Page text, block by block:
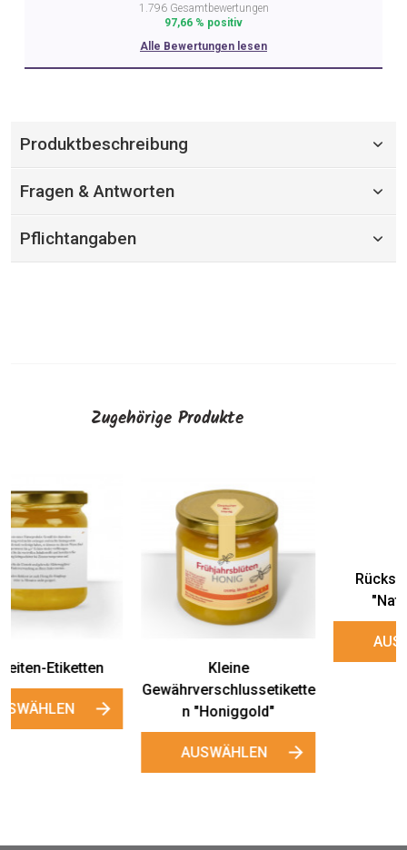
1.796 Gesamtbewertungen
97,66 % positiv
Alle Bewertungen lesen
Produktbeschreibung
Fragen & Antworten
Pflichtangaben
Zugehörige Produkte
Kleine
Gewährverschlussetikette
n "Honiggold"
Rückseitenetiketten
"Naturprodukt"
AUSWÄHLEN